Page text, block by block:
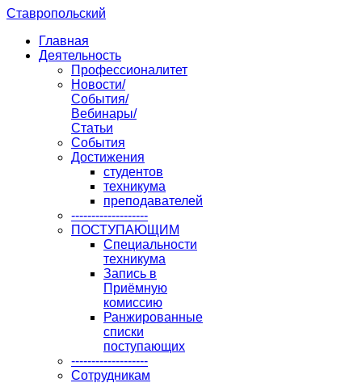
Ставропольский
Главная
Деятельность
Профессионалитет
Новости/
События/
Вебинары/
Статьи
События
Достижения
студентов
техникума
преподавателей
-------------------
ПОСТУПАЮЩИМ
Специальности
техникума
Запись в
Приёмную
комиссию
Ранжированные
списки
поступающих
-------------------
Сотрудникам